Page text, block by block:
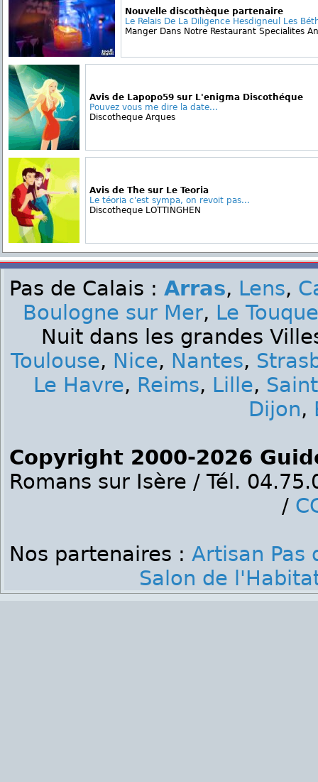
Nouvelle discothèque partenaire
Le Relais De La Diligence Hesdigneul Les
Manger Dans Notre Restaurant Specialites
Avis de Lapopo59 sur L'enigma Discothéque
Pouvez vous me dire la date...
Discotheque Arques
Avis de The sur Le Teoria
Le téoria c'est sympa, on revoit pas...
Discotheque LOTTINGHEN
Pas de Calais : Arras, Lens,
Boulogne sur Mer, Le
Nuit dans les grandes
Toulouse, Nice, Nantes,
Le Havre, Reims, Lille,
Dijon,
Copyright 2000-2026
Romans sur Isère / Tél.
/
Nos partenaires : Artisan Pas
Salon de